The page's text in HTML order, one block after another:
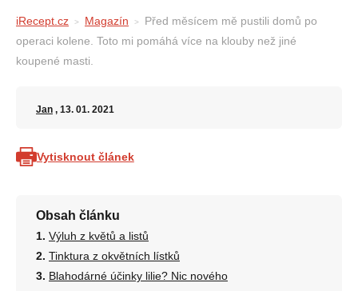
iRecept.cz Magazín
Před měsícem mě pustili domů po
operaci kolene. Toto mi pomáhá více na klouby než jiné
koupené masti.
Jan , 13. 01. 2021
Vytisknout článek
Obsah článku
Výluh z květů a listů
Tinktura z okvětních lístků
Blahodárné účinky lilie? Nic nového